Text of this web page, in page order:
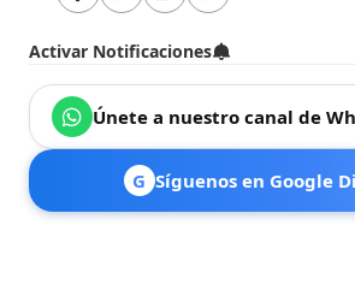
Activar Notificaciones
Únete a nuestro canal de
G Síguenos en Google